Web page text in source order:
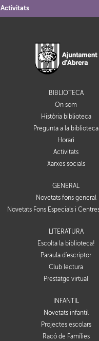
Activitats
BIBLIOTECA
On som
Història biblioteca
Pregunta a la biblioteca
Horari
Activitats
Xarxes socials
GENERAL
Novetats fons general
Novetats Fons Especials i
LITERATURA
Escolta la biblioteca!
Paraula d'escriptor
Club lectura
Prestatge virtual
INFANTIL
Novetats infantil
Projectes escolars
Racó de Famílies